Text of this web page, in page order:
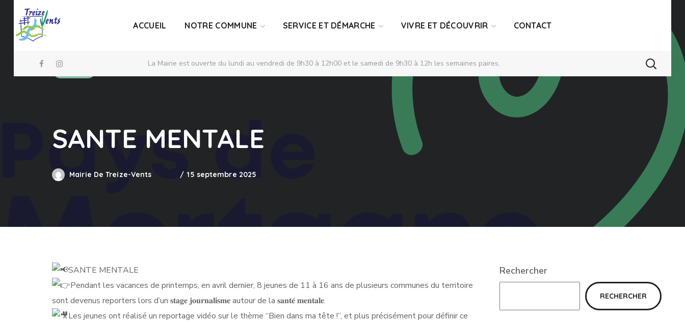
ACCUEIL NOTRE COMMUNE SERVICE ET DÉMARCHE VIVRE ET DÉCOUVRIR CONTACT
La Mairie est ouverte du lundi au vendredi de 9h30 à 12h00 et le samedi de 9h30 à 12h les semaines paires.
SANTE MENTALE
Mairie De Treize-Vents 15 septembre 2025
SANTE MENTALE
Pendant les vacances de printemps, en avril dernier, 8 jeunes de 11 à 16 ans de plusieurs communes du territoire
sont devenus reporters lors d’un 𝐬𝐭𝐚𝐠𝐞 𝐣𝐨𝐮𝐫𝐧𝐚𝐥𝐢𝐬𝐦𝐞 autour de la 𝐬𝐚𝐧𝐭𝐞́ 𝐦𝐞𝐧𝐭𝐚𝐥𝐞.
Les jeunes ont réalisé un reportage vidéo sur le thème “Bien dans ma tête !”, et plus précisément pour définir ce
Rechercher
RECHERCHER